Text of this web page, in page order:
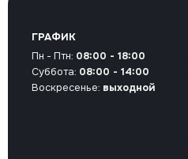
ГРАФИК
Пн - Птн: 08:00 - 18:00
Суббота: 08:00 - 14:00
Воскресенье: выходной